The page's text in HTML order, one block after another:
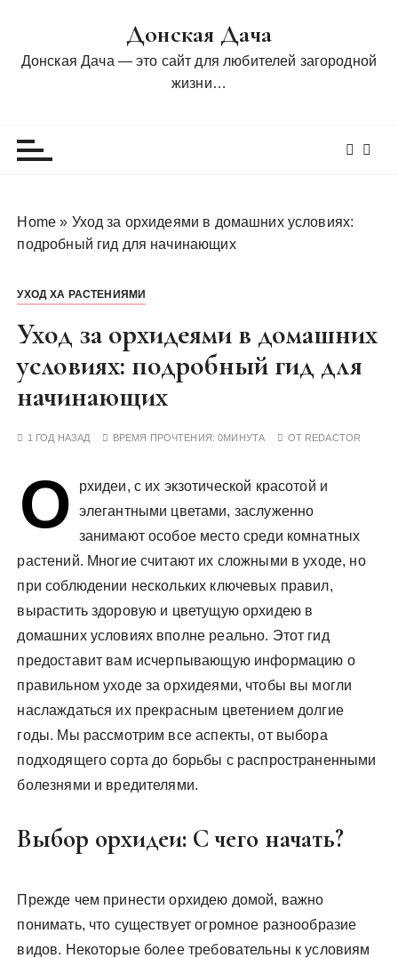
Донская Дача
Донская Дача — это сайт для любителей загородной
жизни…
Home » Уход за орхидеями в домашних условиях:
подробный гид для начинающих
УХОД ХА РАСТЕНИЯМИ
Уход за орхидеями в домашних
условиях: подробный гид для
начинающих
1 ГОД НАЗАД ВРЕМЯ ПРОЧТЕНИЯ:0МИНУТА ОТ REDACTOR
О
рхидеи, с их экзотической красотой и
элегантными цветами, заслуженно
занимают особое место среди комнатных
растений. Многие считают их сложными в уходе, но
при соблюдении нескольких ключевых правил,
вырастить здоровую и цветущую орхидею в
домашних условиях вполне реально. Этот гид
предоставит вам исчерпывающую информацию о
правильном уходе за орхидеями, чтобы вы могли
наслаждаться их прекрасным цветением долгие
годы. Мы рассмотрим все аспекты, от выбора
подходящего сорта до борьбы с распространенными
болезнями и вредителями.
Выбор орхидеи: С чего начать?
Прежде чем принести орхидею домой, важно
понимать, что существует огромное разнообразие
видов. Некоторые более требовательны к условиям